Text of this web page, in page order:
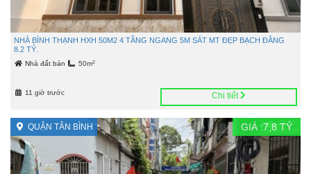
NHÀ BÌNH THẠNH HXH 50M2 4 TẦNG NGANG 5M SÁT MT ĐẸP BẠCH ĐẰNG
8.2 TỶ.
Nhà đất bán 50m2
11 giờ trước Chi tiết
QUẬN TÂN BÌNH GIÁ :7,8 TỶ